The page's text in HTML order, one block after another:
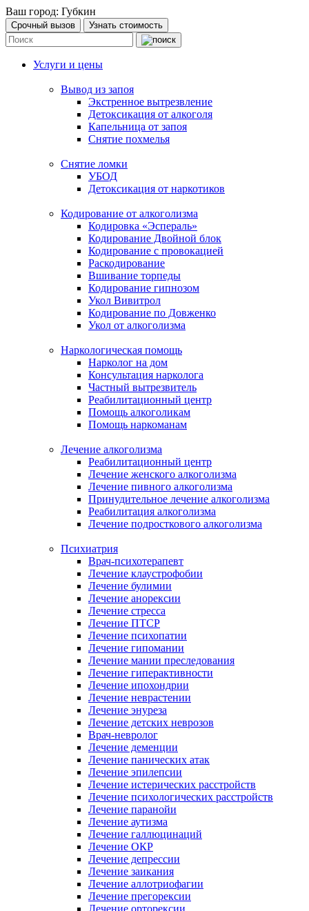
Ваш город: Губкин
Срочный вызов Узнать стоимость
Услуги и цены
Вывод из запоя
Экстренное вытрезвление
Детоксикация от алкоголя
Капельница от запоя
Снятие похмелья
Снятие ломки
УБОД
Детоксикация от наркотиков
Кодирование от алкоголизма
Кодировка «Эспераль»
Кодирование Двойной блок
Кодирование с провокацией
Раскодирование
Вшивание торпеды
Кодирование гипнозом
Укол Вивитрол
Кодирование по Довженко
Укол от алкоголизма
Наркологическая помощь
Нарколог на дом
Консультация нарколога
Частный вытрезвитель
Реабилитационный центр
Помощь алкоголикам
Помощь наркоманам
Лечение алкоголизма
Реабилитационный центр
Лечение женского алкоголизма
Лечение пивного алкоголизма
Принудительное лечение алкоголизма
Реабилитация алкоголизма
Лечение подросткового алкоголизма
Психиатрия
Врач-психотерапевт
Лечение клаустрофобии
Лечение булимии
Лечение анорексии
Лечение стресса
Лечение ПТСР
Лечение психопатии
Лечение гипомании
Лечение мании преследования
Лечение гиперактивности
Лечение ипохондрии
Лечение неврастении
Лечение энуреза
Лечение детских неврозов
Врач-невролог
Лечение деменции
Лечение панических атак
Лечение эпилепсии
Лечение истерических расстройств
Лечение психологических расстройств
Лечение паранойи
Лечение аутизма
Лечение галлюцинаций
Лечение ОКР
Лечение депрессии
Лечение заикания
Лечение аллотриофагии
Лечение прегорексии
Лечение орторексии